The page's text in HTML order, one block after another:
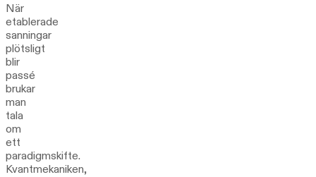
När
etablerade
sanningar
plötsligt
blir
passé
brukar
man
tala
om
ett
paradigmskifte.
Kvantmekaniken,